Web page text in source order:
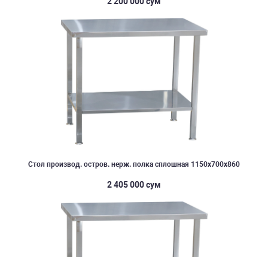
Стол производ. остров. нерж. полка сплошная 1150х700х860
2 405 000 сум